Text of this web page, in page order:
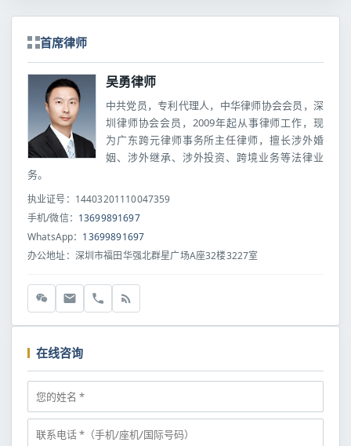
首席律师
吴勇律师
中共党员，专利代理人，中华律师协会会员，深
圳律师协会会员，2009年起从事律师工作，现
为广东跨元律师事务所主任律师，擅长涉外婚
姻、涉外继承、涉外投资、跨境业务等法律业
务。
执业证号：14403201110047359
手机/微信： 13699891697
WhatsApp： 13699891697
办公地址：深圳市福田华强北群星广场A座32楼3227室
在线咨询